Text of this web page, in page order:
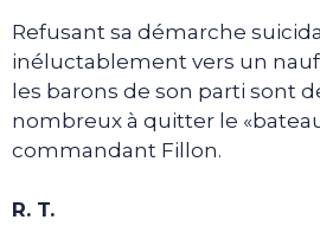
Refusant sa démarche
inéluctablement vers un
les barons de son parti sont
nombreux à quitter le
commandant Fillon.
R. T.